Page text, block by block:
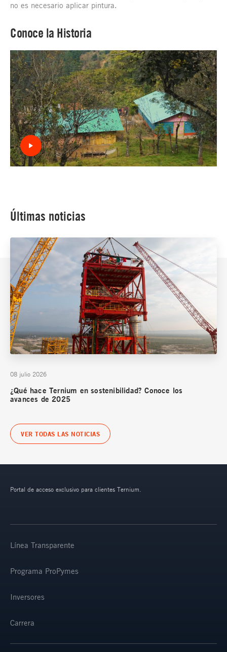
no es necesario aplicar pintura.
Conoce la Historia
Últimas noticias
08 julio 2026
¿Qué hace Ternium en sostenibilidad? Conoce los
avances de 2025
VER TODAS LAS NOTICIAS
Portal de acceso exclusivo para clientes Ternium.
Línea Transparente
Programa ProPymes
Inversores
Carrera